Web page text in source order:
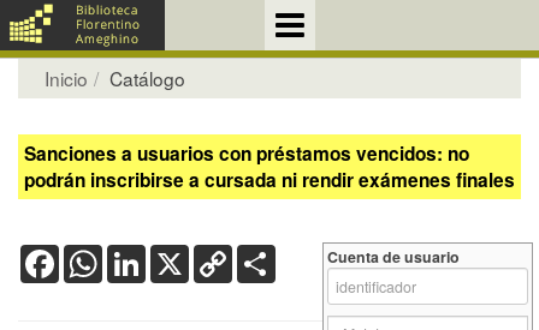
Inicio Catálogo
Sanciones a usuarios con préstamos vencidos: no
podrán inscribirse a cursada ni rendir exámenes finales
FacebookWhatsApp
LinkedIn
X Copy
Link
Cuenta de usuario